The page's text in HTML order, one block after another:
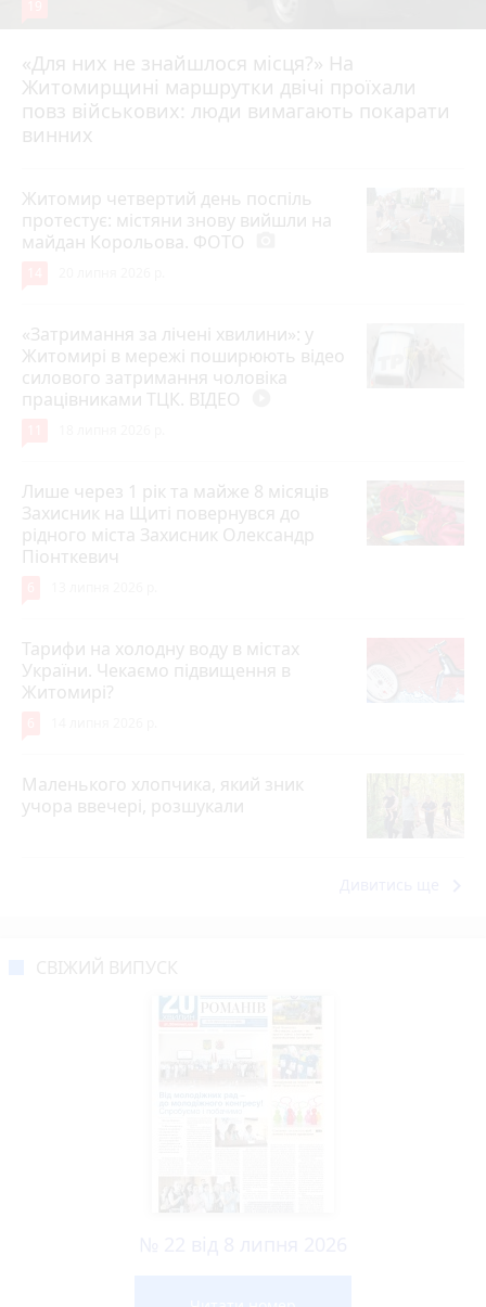
«Для них не знайшлося місця?» На
Житомирщині маршрутки двічі проїхали
повз військових: люди вимагають покарати
винних
17 липня 2026 р.
Житомир четвертий день поспіль
протестує: містяни знову вийшли на
майдан Корольова. ФОТО
«Затримання за лічені хвилини»: у
Житомирі в мережі поширюють відео
силового затримання чоловіка
працівниками ТЦК. ВІДЕО
Лише через 1 рік та майже 8 місяців
Захисник на Щиті повернувся до
рідного міста Захисник Олександр
Піонткевич
Тарифи на холодну воду в містах
України. Чекаємо підвищення в
Житомирі?
Маленького хлопчика, який зник
учора ввечері, розшукали